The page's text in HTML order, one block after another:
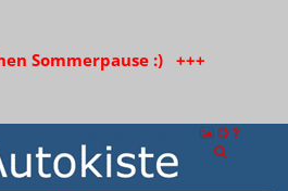
Sommerpause :) +++